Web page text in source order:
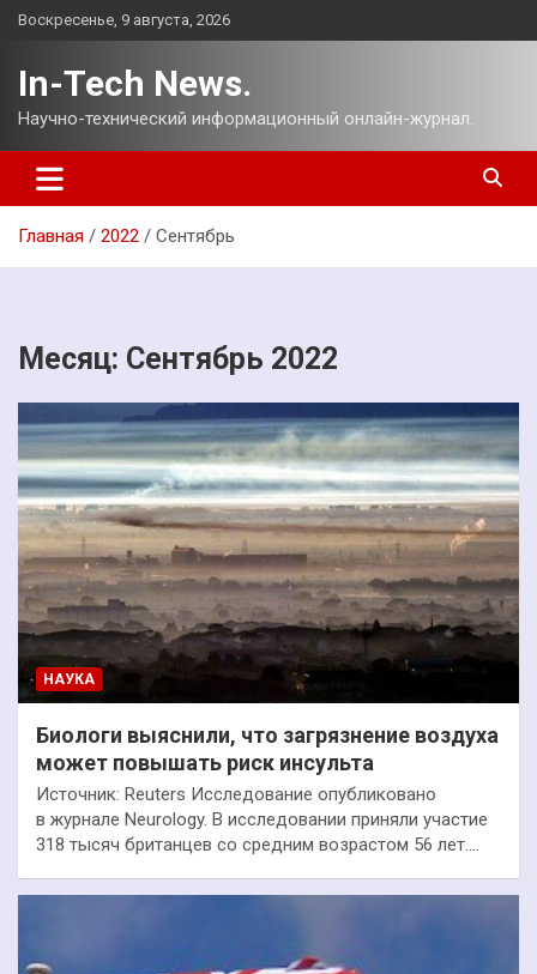
Перейти
Воскресенье, 9 августа, 2026
In-Tech News.
Научно-технический информационный онлайн-журнал.
Главная 2022 Сентябрь
Месяц: Сентябрь 2022
НАУКА
Биологи выяснили, что загрязнение воздуха
может повышать риск инсульта
Источник: Reuters Исследование опубликовано
в журнале Neurology. В исследовании приняли участие
318 тысяч британцев со средним возрастом 56 лет.…